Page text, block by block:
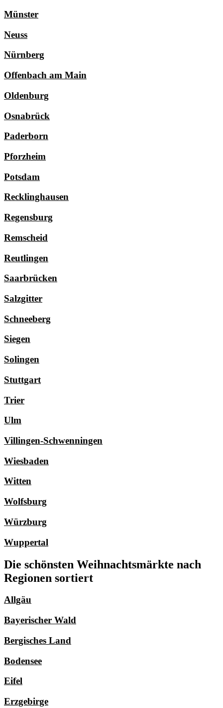
Münster
Neuss
Nürnberg
Offenbach am Main
Oldenburg
Osnabrück
Paderborn
Pforzheim
Potsdam
Recklinghausen
Regensburg
Remscheid
Reutlingen
Saarbrücken
Salzgitter
Schneeberg
Siegen
Solingen
Stuttgart
Trier
Ulm
Villingen-Schwenningen
Wiesbaden
Witten
Wolfsburg
Würzburg
Wuppertal
Die schönsten Weihnachtsmärkte nach
Regionen sortiert
Allgäu
Bayerischer Wald
Bergisches Land
Bodensee
Eifel
Erzgebirge